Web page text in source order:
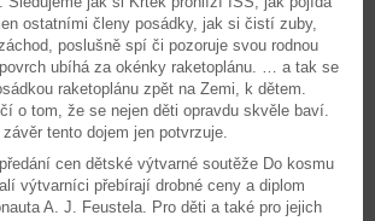
ostatními členy posádky, jak si čistí zuby,
poslušně spí či pozoruje svou rodnou
ubíhá za okénky raketoplánu. … a tak se
raketoplánu zpět na Zemi, k dětem.
o tom, že se nejen děti opravdu skvěle baví.
tento dojem jen potvrzuje.
cen dětské výtvarné soutěže Do kosmu
výtvarníci přebírají drobné ceny a diplom
A. J. Feustela. Pro děti a také pro jejich